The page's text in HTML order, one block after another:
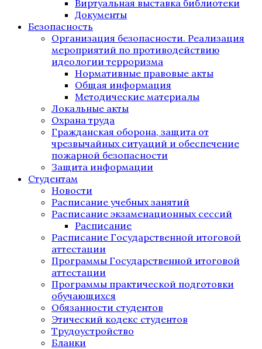
Виртуальная выставка библиотеки
Документы
Безопасность
Организация безопасности. Реализация
мероприятий по противодействию
идеологии терроризма
Нормативные правовые акты
Общая информация
Методические материалы
Локальные акты
Охрана труда
Гражданская оборона, защита от
чрезвычайных ситуаций и обеспечение
пожарной безопасности
Защита информации
Студентам
Новости
Расписание учебных занятий
Расписание экзаменационных сессий
Расписание
Расписание Государственной итоговой
аттестации
Программы Государственной итоговой
аттестации
Программы практической подготовки
обучающихся
Обязанности студентов
Этический кодекс студентов
Трудоустройство
Бланки